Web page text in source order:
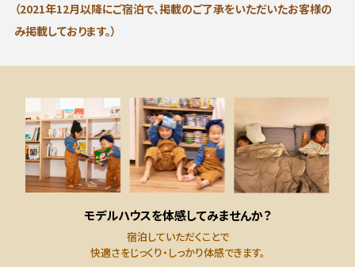
イベント情報
コラム
施工事例
お客様の声
よくある質問（Q&A）
（2021年12月以降にご宿泊で、掲載のご了承をいただいたお客様の
み掲載しております。）
モデルハウスを体感してみませんか？
宿泊していただくことで
快適さをじっくり・しっかり体感できます。